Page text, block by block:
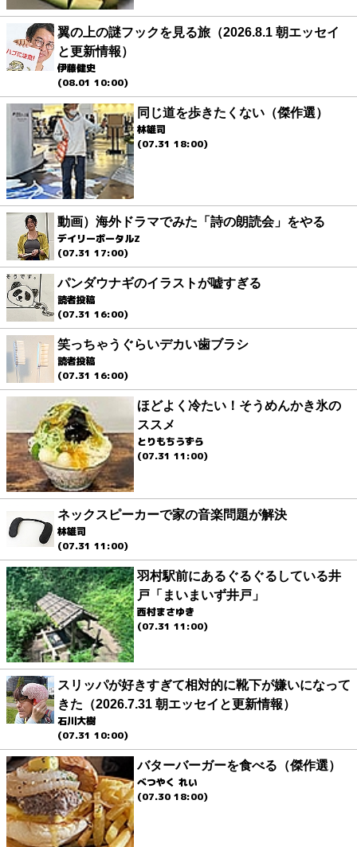
翼の上の謎フックを見る旅（2026.8.1 朝エッセイ
と更新情報）
伊藤健史
(08.01 10:00)
同じ道を歩きたくない（傑作選）
林雄司
(07.31 18:00)
動画）海外ドラマでみた「詩の朗読会」をやる
デイリーポータルZ
(07.31 17:00)
パンダウナギのイラストが嘘すぎる
読者投稿
(07.31 16:00)
笑っちゃうぐらいデカい歯ブラシ
読者投稿
(07.31 16:00)
ほどよく冷たい！そうめんかき氷の
ススメ
とりもちうずら
(07.31 11:00)
ネックスピーカーで家の音楽問題が解決
林雄司
(07.31 11:00)
羽村駅前にあるぐるぐるしている井
戸「まいまいず井戸」
西村まさゆき
(07.31 11:00)
スリッパが好きすぎて相対的に靴下が嫌いになって
きた（2026.7.31 朝エッセイと更新情報）
石川大樹
(07.31 10:00)
バターバーガーを食べる（傑作選）
べつやく れい
(07.30 18:00)